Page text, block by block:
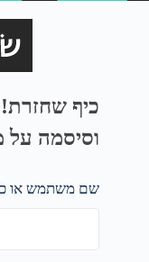
כיף
וסיסמה
שם משתמש או